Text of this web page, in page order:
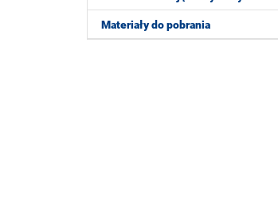
Materiały do pobrania